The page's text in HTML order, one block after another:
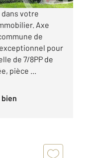
votre
Axe
de
pour
de 7/8PP de
pièce ...
bien